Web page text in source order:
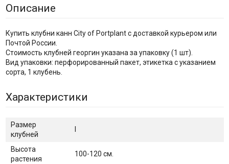
Описание
Купить клубни канн City of Portplant с доставкой курьером или
Почтой России.
Стоимость клубней георгин указана за упаковку (1 шт).
Вид упаковки: перфорированный пакет, этикетка с указанием
сорта, 1 клубень.
Характеристики
Размер
клубней
Высота
растения
100-120 см.